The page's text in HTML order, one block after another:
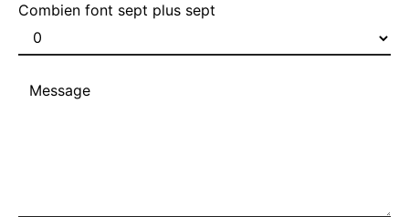
Combien font sept plus sept